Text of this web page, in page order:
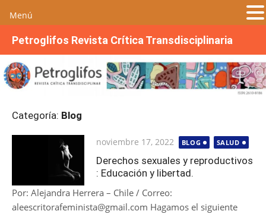
Petroglifos Revista Crítica Transdisciplinaria
Categoría: Blog
Publicada
el
noviembre 17, 2022 BLOG SALUD
Derechos sexuales y reproductivos
: Educación y libertad.
Por: Alejandra Herrera – Chile / Correo:
aleescritorafeminista@gmail.com Hagamos el siguiente
Menú